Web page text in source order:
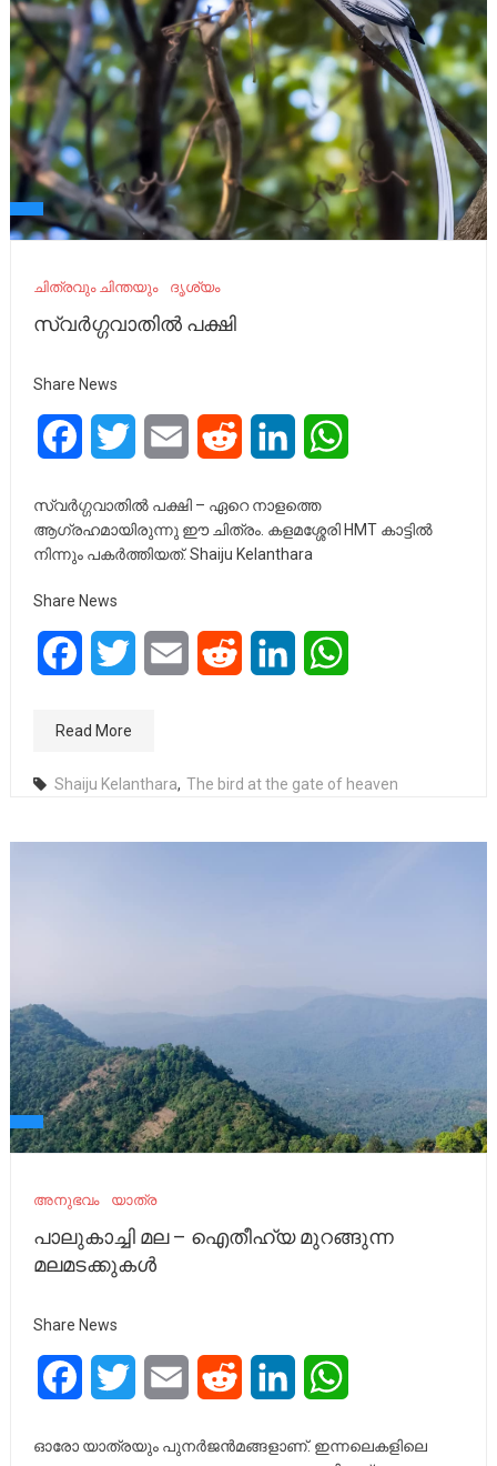
ചിത്രവും ചിന്തയും ദൃശ്യം
സ്വർഗ്ഗവാതിൽ പക്ഷി
Share News
FacebookTwitter Email Reddit LinkedIn
സ്വർഗ്ഗവാതിൽ പക്ഷി – ഏറെ നാളത്തെ
ആഗ്രഹമായിരുന്നു ഈ ചിത്രം. കളമശ്ശേരി HMT കാട്ടിൽ
നിന്നും പകർത്തിയത്‌. Shaiju Kelanthara
Share News
FacebookTwitter Email Reddit LinkedIn
Read More
Shaiju Kelanthara, The bird at the gate of heaven
അനുഭവം യാത്ര
പാലുകാച്ചി മല – ഐതീഹ്യ മുറങ്ങുന്ന
മലമടക്കുകൾ
Share News
FacebookTwitter Email Reddit LinkedIn
ഓരോ യാത്രയും പുനർജൻമങ്ങളാണ്. ഇന്നലെകളിലെ